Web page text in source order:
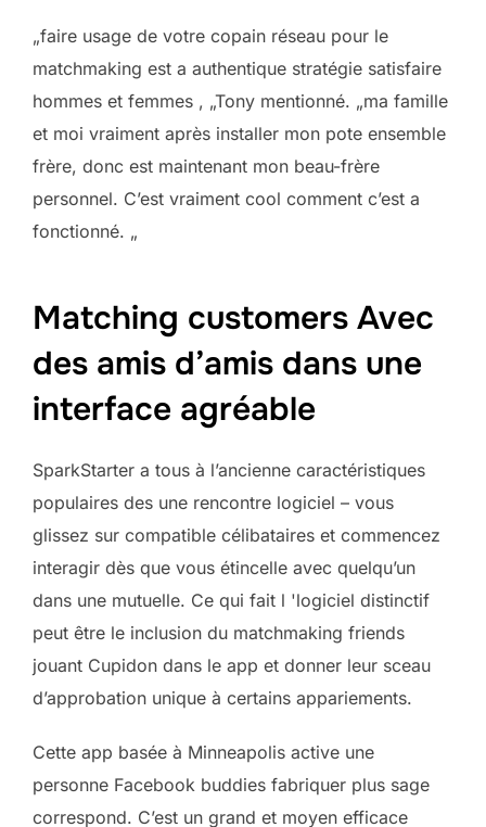
„faire usage de votre copain réseau pour le
matchmaking est a authentique stratégie satisfaire
hommes et femmes , „Tony mentionné. „ma famille
et moi vraiment après installer mon pote ensemble
frère, donc est maintenant mon beau-frère
personnel. C’est vraiment cool comment c’est a
fonctionné. „
Matching customers Avec
des amis d’amis dans une
interface agréable
SparkStarter a tous à l’ancienne caractéristiques
populaires des une rencontre logiciel – vous
glissez sur compatible célibataires et commencez
interagir dès que vous étincelle avec quelqu’un
dans une mutuelle. Ce qui fait l 'logiciel distinctif
peut être le inclusion du matchmaking friends
jouant Cupidon dans le app et donner leur sceau
d’approbation unique à certains appariements.
Cette app basée à Minneapolis active une
personne Facebook buddies fabriquer plus sage
correspond. C’est un grand et moyen efficace